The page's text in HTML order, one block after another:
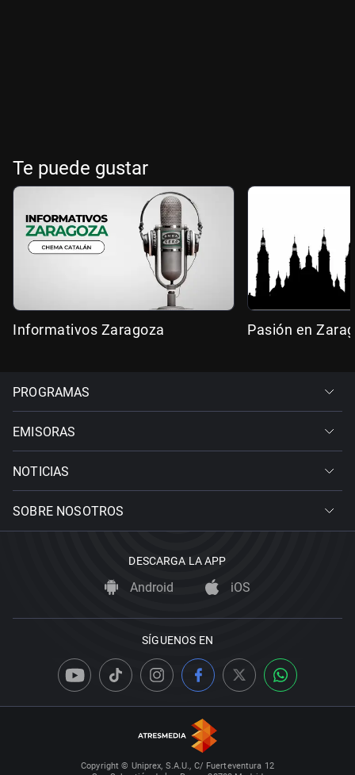
Te puede gustar
Informativos Zaragoza Pasión en
PROGRAMAS
EMISORAS
NOTICIAS
SOBRE NOSOTROS
DESCARGA LA APP
Android iOS
SÍGUENOS EN
Copyright © Uniprex, S.A.U., C/ Fuerteventura 12